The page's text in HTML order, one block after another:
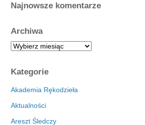
Najnowsze komentarze
Archiwa
A
h
i
a
Kategorie
Akademia Rękodzieła
Aktualności
Areszt Śledczy